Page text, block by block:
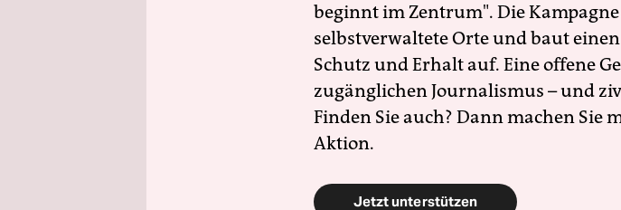
beginnt im Zentrum". Die
selbstverwaltete Orte und baut
Schutz und Erhalt auf. Eine offene
zugänglichen Journalismus – und
Finden Sie auch? Dann machen Sie
Aktion.
Jetzt unterstützen